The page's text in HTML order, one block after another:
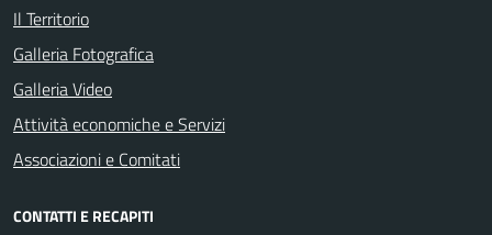
Il Territorio
Galleria Fotografica
Galleria Video
Attività economiche e Servizi
Associazioni e Comitati
CONTATTI E RECAPITI